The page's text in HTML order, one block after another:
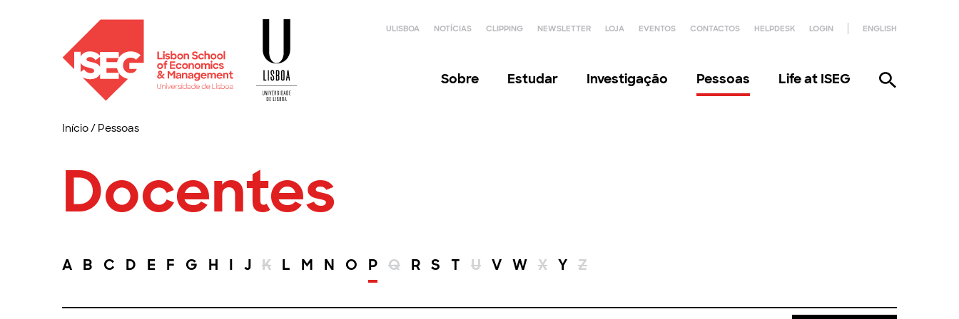
ULISBOA NOTÍCIAS CLIPPING NEWSLETTER LOJA EVENTOS CONTACTOS HELPDESK LOGIN ENGLISH
Sobre Estudar Investigação Pessoas Life at ISEG
Início/ Pessoas
Docentes
A B C D E F G H I J K L M N O P Q R S T U V W X Y Z